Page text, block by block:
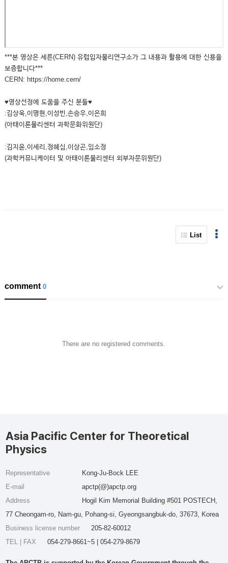
***본 영상은 세른(CERN) 유럽입자물리연구소가 그 내용과 활용에 대한 신용을
보증합니다***
CERN: https://home.cern/
♥영상선정에 도움을 주신 분들♥
:김상욱,이명현,이성빈,손승우,이은희
(아태이론물리센터 과학문화위원단)
:김지윤,이세리,정혜심,이상곤,임소정
(과학커뮤니케이터 및 아태이론물리센터 외부자문위원단)
List
comment0
There are no registered comments.
Asia Pacific Center for Theoretical
Physics
Representative
Kong-Ju-Bock LEE
E-mail
apctp(@)apctp.org
Address
Hogil Kim Memorial Building #501 POSTECH,
77 Cheongam-ro, Nam-gu, Pohang-si, Gyeongsangbuk-do, 37673, Korea
Business license number
205-82-60012
TEL | FAX
054-279-8661~5 | 054-279-8679